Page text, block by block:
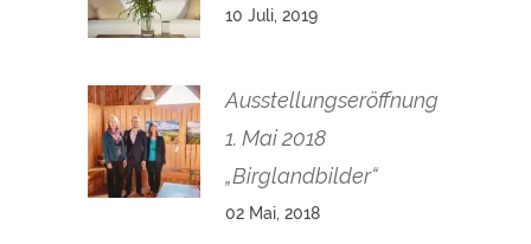
10 Juli, 2019
Ausstellungseröffnung
1. Mai 2018
„Birglandbilder“
02 Mai, 2018